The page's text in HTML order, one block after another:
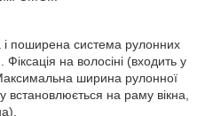
поширена система рулонних
на волосіні (входить у
ширина рулонної
на раму вікна,